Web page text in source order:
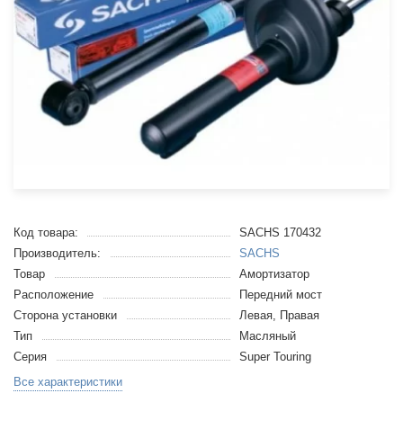
Код товара:
SACHS 170432
Производитель:
SACHS
Товар
Амортизатор
Расположение
Передний мост
Сторона установки
Левая, Правая
Тип
Масляный
Серия
Super Touring
Все характеристики